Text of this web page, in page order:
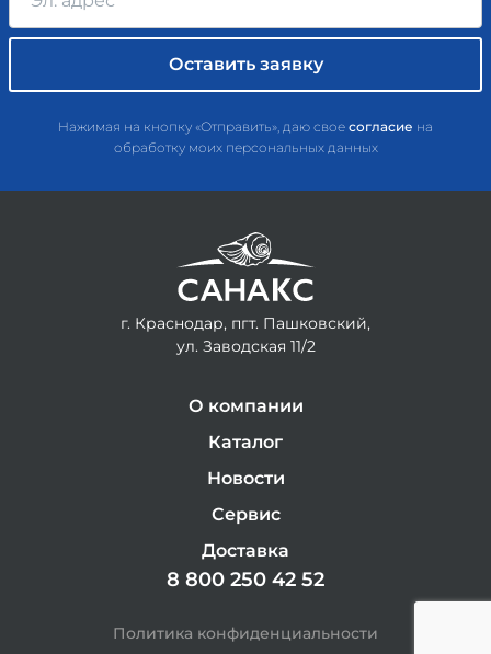
Нажимая на кнопку «Отправить», даю свое согласие на
обработку моих персональных данных
г. Краснодар, пгт. Пашковский,
ул. Заводская 11/2
О компании
Каталог
Новости
Сервис
Доставка
8 800 250 42 52
Политика конфиденциальности